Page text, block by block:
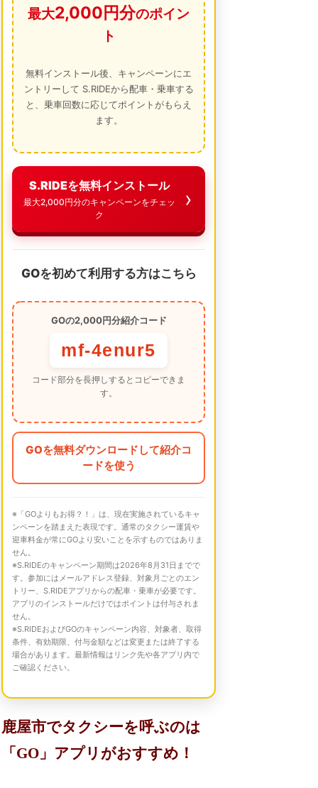
最大2,000円分のポイン
ト
無料インストール後、キャンペーンにエ
ントリーして S.RIDEから配車・乗車する
と、乗車回数に応じてポイントがもらえ
ます。
S.RIDEを無料インストール
最大2,000円分のキャンペーンをチェッ
ク
GOを初めて利用する方はこちら
GOの2,000円分紹介コード
mf-4enur5
コード部分を長押しするとコピーできま
す。
GOを無料ダウンロードして紹介コ
ードを使う
※「GOよりもお得？！」は、現在実施されているキャ
ンペーンを踏まえた表現です。通常のタクシー運賃や
迎車料金が常にGOより安いことを示すものではありま
せん。
※S.RIDEのキャンペーン期間は2026年8月31日までで
す。参加にはメールアドレス登録、対象月ごとのエン
トリー、S.RIDEアプリからの配車・乗車が必要です。
アプリのインストールだけではポイントは付与されま
せん。
※S.RIDEおよびGOのキャンペーン内容、対象者、取得
条件、有効期限、付与金額などは変更または終了する
場合があります。最新情報はリンク先や各アプリ内で
ご確認ください。
鹿屋市でタクシーを呼ぶのは
「GO」アプリがおすすめ！